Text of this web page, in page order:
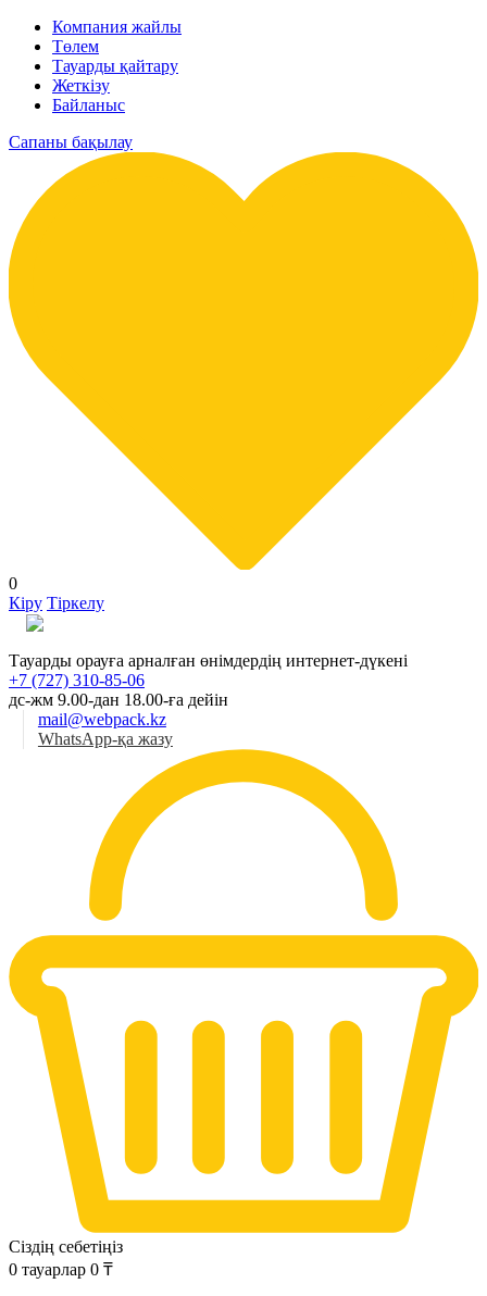
Компания жайлы
Төлем
Тауарды қайтару
Жеткізу
Байланыс
Сапаны бақылау
0
Кіру Тіркелу
Тауарды орауға арналған өнімдердің интернет-дүкені
+7 (727) 310-85-06
дс-жм 9.00-дан 18.00-ға дейін
mail@webpack.kz
WhatsApp-қа жазу
Сіздің себетіңіз
0 тауарлар 0 ₸